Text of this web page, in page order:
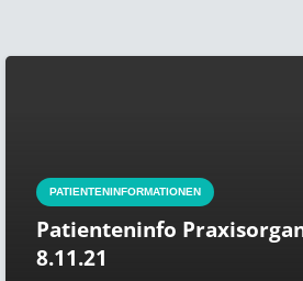
PATIENTENINFORMATIONEN
Patienteninfo
8.11.21